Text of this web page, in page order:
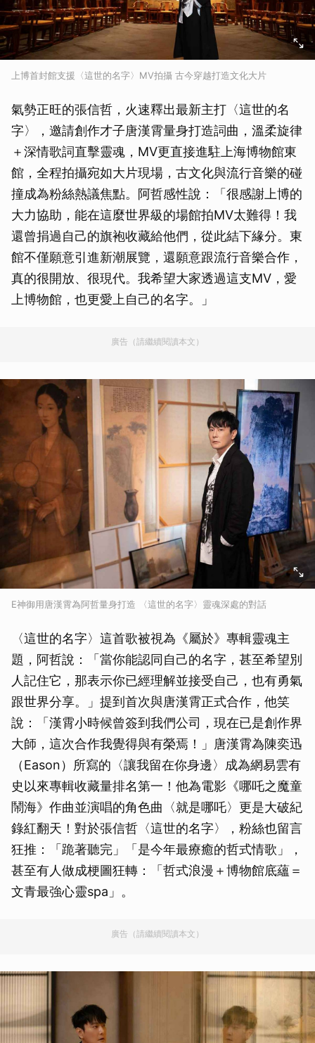
上博首封館支援〈這世的名字〉MV拍攝 古今穿越打造文化大片
氣勢正旺的張信哲，火速釋出最新主打〈這世的名
字〉，邀請創作才子唐漢霄量身打造詞曲，溫柔旋律
＋深情歌詞直擊靈魂，MV更直接進駐上海博物館東
館，全程拍攝宛如大片現場，古文化與流行音樂的碰
撞成為粉絲熱議焦點。阿哲感性說：「很感謝上博的
大力協助，能在這麼世界級的場館拍MV太難得！我
還曾捐過自己的旗袍收藏給他們，從此結下緣分。東
館不僅願意引進新潮展覽，還願意跟流行音樂合作，
真的很開放、很現代。我希望大家透過這支MV，愛
上博物館，也更愛上自己的名字。」
廣告（請繼續閱讀本文）
E神御用唐漢霄為阿哲量身打造 〈這世的名字〉靈魂深處的對話
〈這世的名字〉這首歌被視為《屬於》專輯靈魂主
題，阿哲說：「當你能認同自己的名字，甚至希望別
人記住它，那表示你已經理解並接受自己，也有勇氣
跟世界分享。」提到首次與唐漢霄正式合作，他笑
說：「漢霄小時候曾簽到我們公司，現在已是創作界
大師，這次合作我覺得與有榮焉！」唐漢霄為陳奕迅
（Eason）所寫的〈讓我留在你身邊〉成為網易雲有
史以來專輯收藏量排名第一！他為電影《哪吒之魔童
鬧海》作曲並演唱的角色曲〈就是哪吒〉更是大破紀
錄紅翻天！對於張信哲〈這世的名字〉，粉絲也留言
狂推：「跪著聽完」「是今年最療癒的哲式情歌」，
甚至有人做成梗圖狂轉：「哲式浪漫＋博物館底蘊＝
文青最強心靈spa」。
廣告（請繼續閱讀本文）